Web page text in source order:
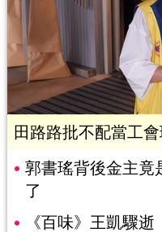
田路路批不配當工
郭書瑤背後金主竟
了
《百味》王凱驟